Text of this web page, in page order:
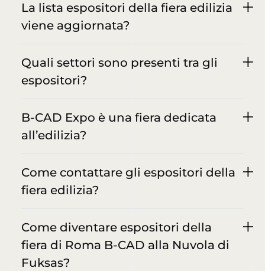
La lista espositori della fiera edilizia
viene aggiornata?
Quali settori sono presenti tra gli
espositori?
B-CAD Expo è una fiera dedicata
all’edilizia?
Come contattare gli espositori della
fiera edilizia?
Come diventare espositori della
fiera di Roma B-CAD alla Nuvola di
Fuksas?